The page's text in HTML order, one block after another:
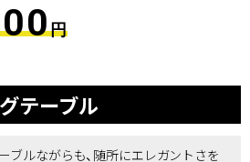
円
テーブル
ブルながらも、随所にエレガントさを